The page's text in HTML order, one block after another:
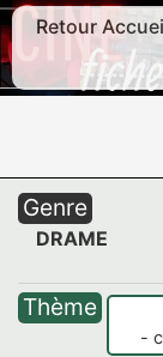
Retour
Genre
DRAME
Thème
-